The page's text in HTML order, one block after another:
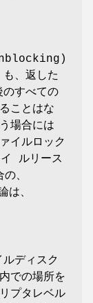
、返した
のすべての
ことはな
場合には
イルロック
ルリース
、
は、
ディスク
での場所を
プタレベル